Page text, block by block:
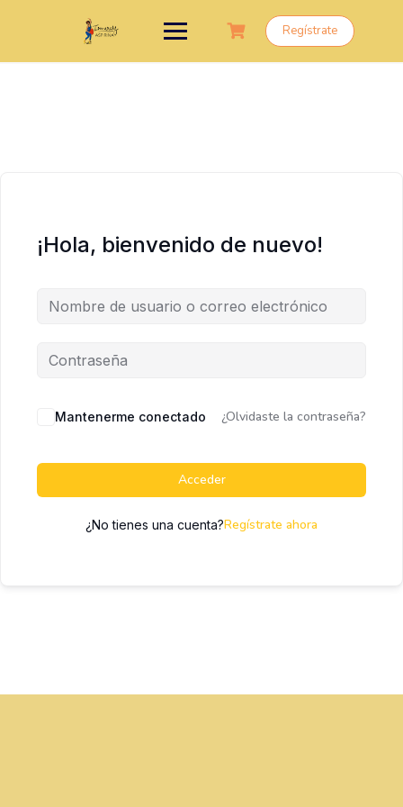
Regístrate
¡Hola, bienvenido de nuevo!
Mantenerme conectado ¿Olvidaste la contraseña?
Acceder
¿No tienes una cuenta?Regístrate ahora